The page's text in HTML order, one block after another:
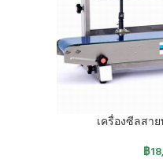
หยิบใส่ตะกร้าเครื่องซีลสา
฿